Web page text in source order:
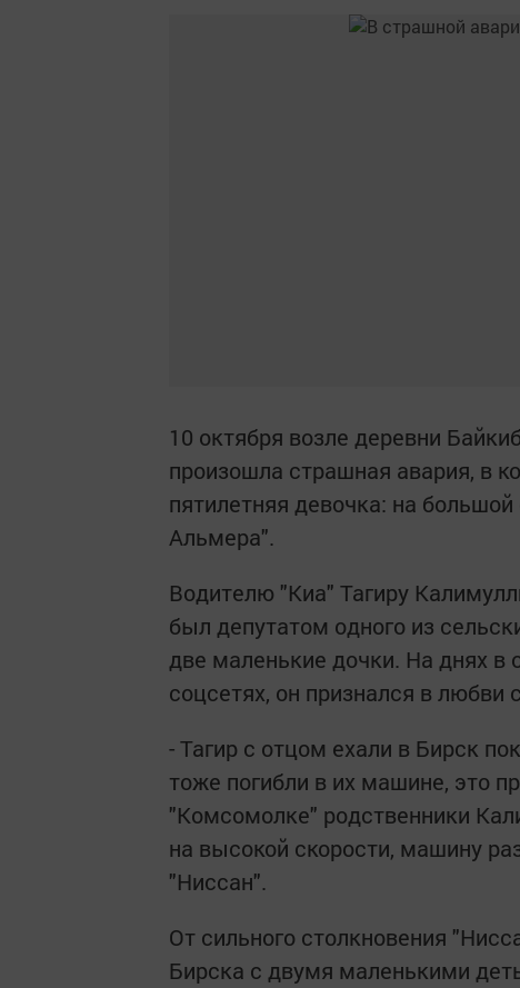
10 октября возле деревни
произошла страшная авария, в
пятилетняя девочка: на
Альмера".
Водителю "Киа" Тагиру
был депутатом одного из
две маленькие дочки. На днях в
соцсетях, он признался в любви
- Тагир с отцом ехали в Бирск
тоже погибли в их машине, это
"Комсомолке" родственники
на высокой скорости, машину
"Ниссан".
От сильного столкновения
Бирска с двумя маленькими